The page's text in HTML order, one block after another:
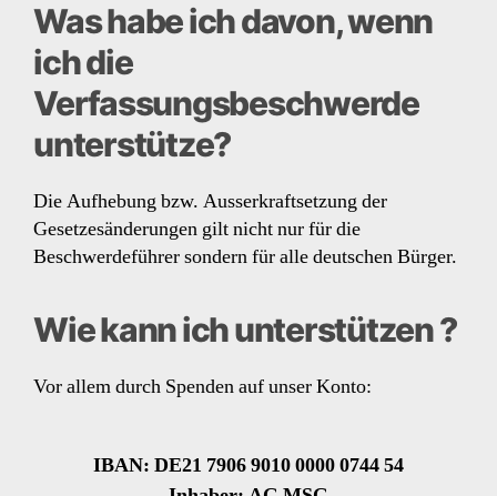
Was habe ich davon, wenn
ich die
Verfassungsbeschwerde
unterstütze?
Die Aufhebung bzw. Ausserkraftsetzung der
Gesetzesänderungen gilt nicht nur für die
Beschwerdeführer sondern für alle deutschen Bürger.
Wie kann ich unterstützen ?
Vor allem durch Spenden auf unser Konto:
IBAN: DE21 7906 9010 0000 0744 54